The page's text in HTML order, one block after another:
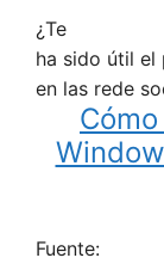
¿Te
ha sido útil
en las rede
Fuente: